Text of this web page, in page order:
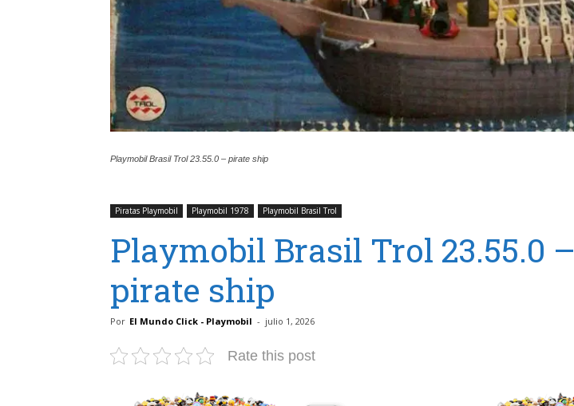
Playmobil Brasil Trol 23.55.0 – pirate ship
Piratas Playmobil Playmobil 1978 Playmobil Brasil Trol
Playmobil Brasil Trol 23.55.0 –
pirate ship
Por El Mundo Click - Playmobil - julio 1, 2026
Rate this post